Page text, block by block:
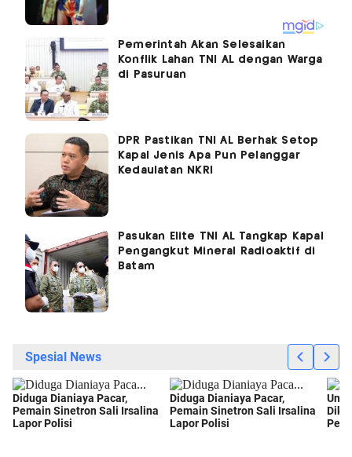
Pemerintah Akan Selesaikan
Konflik Lahan TNI AL dengan Warga
di Pasuruan
DPR Pastikan TNI AL Berhak Setop
Kapal Jenis Apa Pun Pelanggar
Kedaulatan NKRI
Pasukan Elite TNI AL Tangkap Kapal
Pengangkut Mineral Radioaktif di
Batam